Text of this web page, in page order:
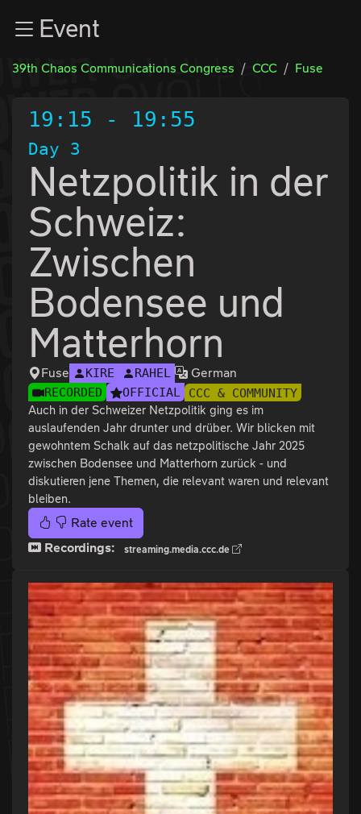
Zum InhaltEvent
39th Chaos Communications Congress CCC Fuse
19:15 - 19:55
Day 3
Netzpolitik in der
Schweiz:
Zwischen
Bodensee und
Matterhorn
Fuse KIRE RAHEL German
RECORDED OFFICIAL CCC & COMMUNITY
Auch in der Schweizer Netzpolitik ging es im
auslaufenden Jahr drunter und drüber. Wir blicken mit
gewohntem Schalk auf das netzpolitische Jahr 2025
zwischen Bodensee und Matterhorn zurück - und
diskutieren jene Themen, die relevant waren und relevant
bleiben.
Rate event
Recordings:
streaming.media.ccc.de